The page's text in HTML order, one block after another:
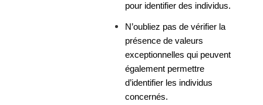
pour identifier des individus.
N’oubliez pas de vérifier la
présence de valeurs
exceptionnelles qui peuvent
également permettre
d’identifier les individus
concernés.